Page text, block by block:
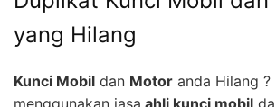
yang Hilang
Kunci Mobil dan Motor anda Hilang ?